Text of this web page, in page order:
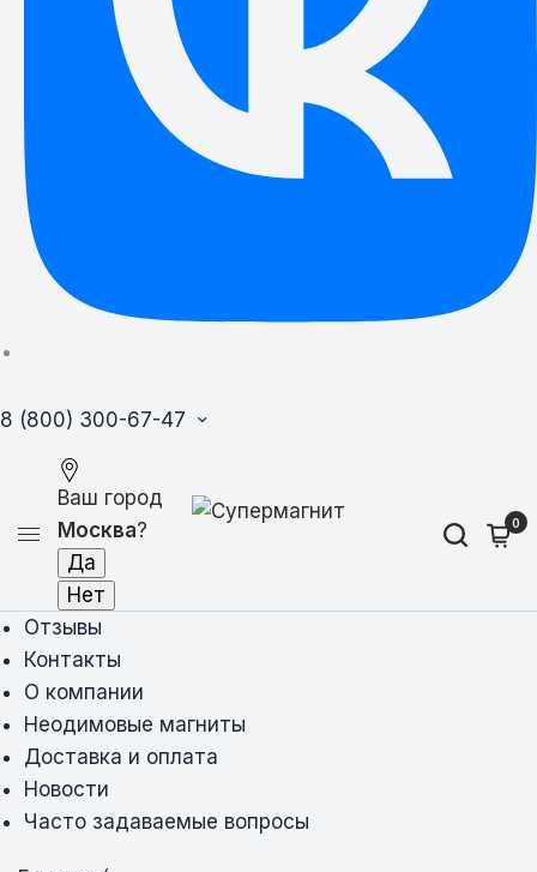
8 (800) 300-67-47
Ваш город
Москва? 0
Отзывы
Контакты
О компании
Неодимовые магниты
Доставка и оплата
Новости
Часто задаваемые вопросы